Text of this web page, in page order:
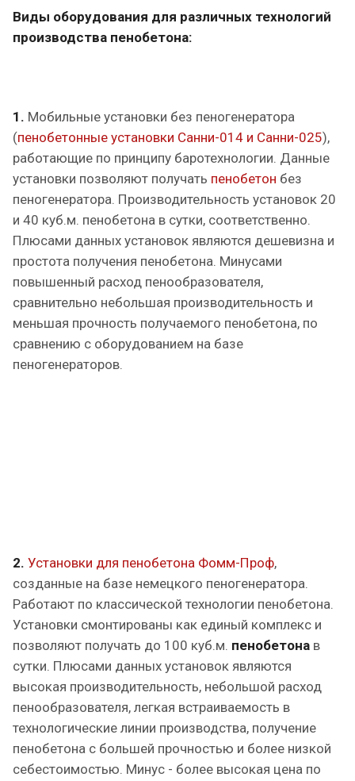
Виды оборудования для различных технологий
производства пенобетона:
1. Мобильные установки без пеногенератора
(пенобетонные установки Санни-014 и Санни-025),
работающие по принципу баротехнологии. Данные
установки позволяют получать пенобетон без
пеногенератора. Производительность установок 20
и 40 куб.м. пенобетона в сутки, соответственно.
Плюсами данных установок являются дешевизна и
простота получения пенобетона. Минусами
повышенный расход пенообразователя,
сравнительно небольшая производительность и
меньшая прочность получаемого пенобетона, по
сравнению с оборудованием на базе
пеногенераторов.
2. Установки для пенобетона Фомм-Проф,
созданные на базе немецкого пеногенератора.
Работают по классической технологии пенобетона.
Установки смонтированы как единый комплекс и
позволяют получать до 100 куб.м. пенобетона в
сутки. Плюсами данных установок являются
высокая производительность, небольшой расход
пенообразователя, легкая встраиваемость в
технологические линии производства, получение
пенобетона с большей прочностью и более низкой
себестоимостью. Минус - более высокая цена по